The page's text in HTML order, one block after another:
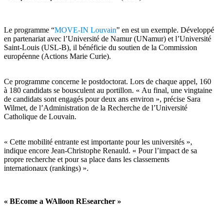
Le programme “MOVE-IN Louvain” en est un exemple. Développé
en partenariat avec l’Université de Namur (UNamur) et l’Université
Saint-Louis (USL-B), il bénéficie du soutien de la Commission
européenne (Actions Marie Curie).
Ce programme concerne le postdoctorat. Lors de chaque appel, 160
à 180 candidats se bousculent au portillon. « Au final, une vingtaine
de candidats sont engagés pour deux ans environ », précise Sara
Wilmet, de l’Administration de la Recherche de l’Université
Catholique de Louvain.
« Cette mobilité entrante est importante pour les universités »,
indique encore Jean-Christophe Renauld. « Pour l’impact de sa
propre recherche et pour sa place dans les classements
internationaux (rankings) ».
« BEcome a WAlloon REsearcher »